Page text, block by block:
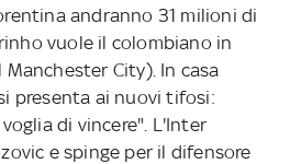
andranno 31 milioni di
vuole il colombiano in
City). In casa
presenta ai nuovi tifosi:
di vincere". L'Inter
e spinge per il difensore